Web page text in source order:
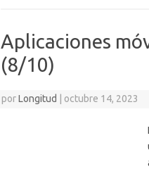
Aplicaciones
(8/10)
porLongitud octubre 14, 2023